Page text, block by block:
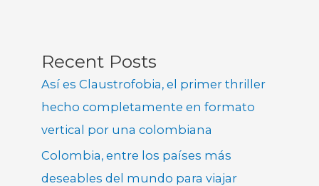
Recent Posts
Así es Claustrofobia, el primer thriller
hecho completamente en formato
vertical por una colombiana
Colombia, entre los países más
deseables del mundo para viajar